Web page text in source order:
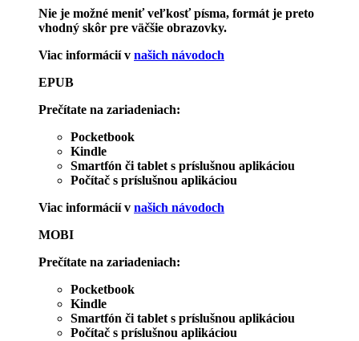
Nie je možné meniť veľkosť písma, formát je preto
vhodný skôr pre väčšie obrazovky.
Viac informácií v našich návodoch
EPUB
Prečítate na zariadeniach:
Pocketbook
Kindle
Smartfón či tablet s príslušnou aplikáciou
Počítač s príslušnou aplikáciou
Viac informácií v našich návodoch
MOBI
Prečítate na zariadeniach:
Pocketbook
Kindle
Smartfón či tablet s príslušnou aplikáciou
Počítač s príslušnou aplikáciou